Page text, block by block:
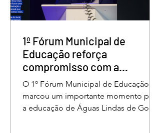
com 21%. Em seguida estão Wilder
Bueno (PT), com 3%, e
1º Fórum Municipal de
Educação reforça
compromisso com a
valorização dos educadores
em Águas Lindas
O 1º Fórum Municipal de Educação
marcou um importante momento para
a educação de Águas Lindas de Goiás,